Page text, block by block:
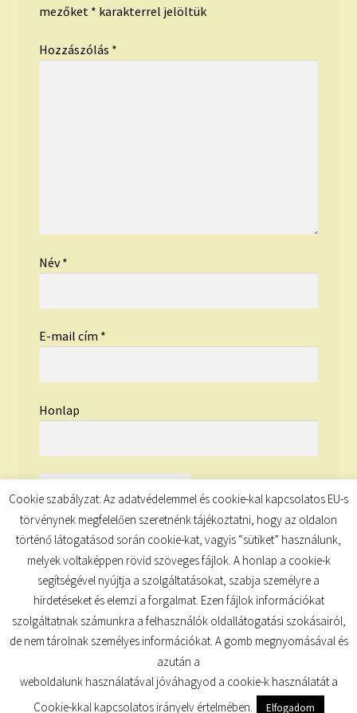
mezőket * karakterrel jelöltük
Hozzászólás *
Név*
E-mail cím *
Honlap
© TUDATKULCS 2026
Cookie szabályzat: Az adatvédelemmel és cookie-kal kapcsolatos EU-s
törvénynek megfelelően szeretnénk tájékoztatni, hogy az oldalon
történő látogatásod során cookie-kat, vagyis “sütiket” használunk,
melyek voltaképpen rövid szöveges fájlok. A honlap a cookie-k
segítségével nyújtja a szolgáltatásokat, szabja személyre a
hirdetéseket és elemzi a forgalmat. Ezen fájlok információkat
szolgáltatnak számunkra a felhasználók oldallátogatási szokásairól,
de nem tárolnak személyes információkat. A gomb megnyomásával és
azután a
weboldalunk használatával jóváhagyod a cookie-k használatát a
Cookie-kkal kapcsolatos irányelv értelmében.
Elfogadom